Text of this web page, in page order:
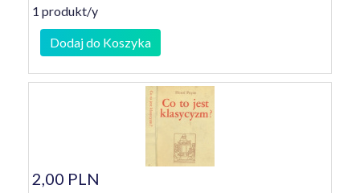
1 produkt/y
Dodaj do Koszyka
2,00 PLN